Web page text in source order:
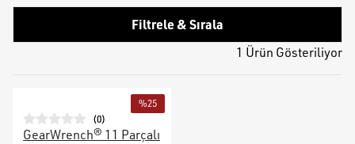
Filtrele & Sırala
1 Ürün Gösteriliyor
%25
(0)
GearWrench® 11 Parçalı